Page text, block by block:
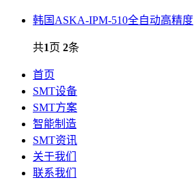
韩国ASKA-IPM-510全自动高精度
共1页 2条
首页
SMT设备
SMT方案
智能制造
SMT资讯
关于我们
联系我们